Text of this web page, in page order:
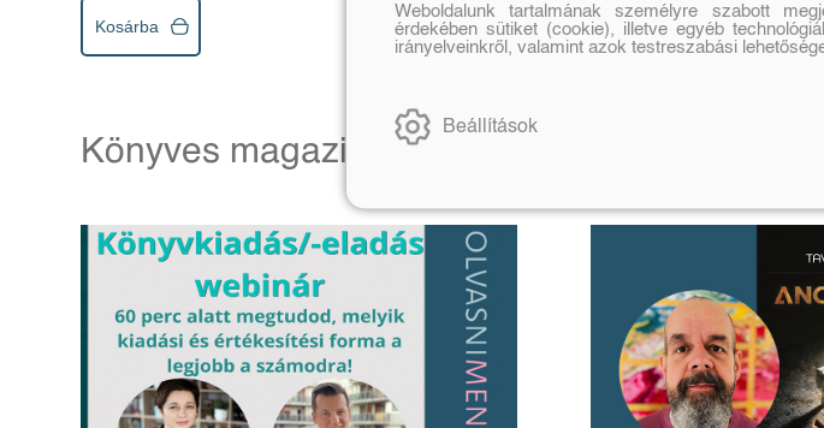
Kosárba
Könyves magazin
Weboldalunk tartalmának személyre szabott
érdekében sütiket (cookie), illetve egyéb
irányelveinkről, valamint azok testreszabási
Beállítások